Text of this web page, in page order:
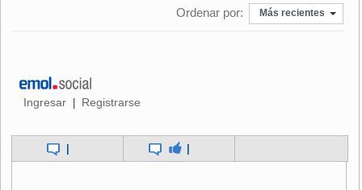
Ordenar por: Más recientes
Ingresar Registrarse